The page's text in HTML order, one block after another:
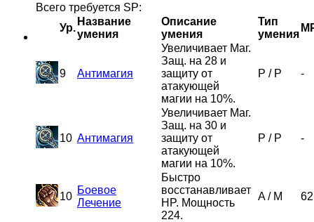
Всего требуется SP:
Ур.
Название
умения
Описание
умения
Тип
умения
9 Антимагия
Увеличивает Маг.
Защ. на 28 и
защиту от
атакующей
магии на 10%.
P / P -
10 Антимагия
Увеличивает Маг.
Защ. на 30 и
защиту от
атакующей
магии на 10%.
P / P -
10
Боевое
Лечение
Быстро
восстанавливает
HP. Мощность
224.
A/ M 62